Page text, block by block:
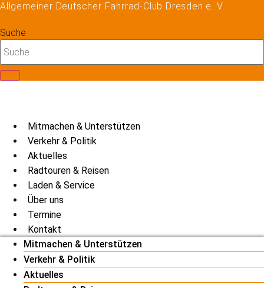
Zum
springen
Allgemeiner Deutscher Fahrrad-Club Dresden e. V.
Suche
Mitmachen & Unterstützen
Verkehr & Politik
Aktuelles
Radtouren & Reisen
Laden & Service
Über uns
Termine
Kontakt
Mitmachen & Unterstützen
Verkehr & Politik
Aktuelles